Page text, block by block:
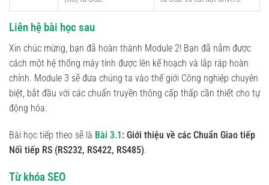
Liên hệ bài học sau
Xin chúc mừng, bạn đã hoàn thành Module 2! Bạn đã nắm được
cách một hệ thống máy tính được lên kế hoạch và lắp ráp hoàn
chỉnh. Module 3 sẽ đưa chúng ta vào thế giới Công nghiệp chuyên
biệt, bắt đầu với các chuẩn truyền thông cấp thấp cần thiết cho tự
động hóa.
Bài học tiếp theo sẽ là Bài 3.1 : Giới thiệu về các Chuẩn Giao tiếp
Nối tiếp RS (RS232, RS422, RS485).
Từ khóa SEO